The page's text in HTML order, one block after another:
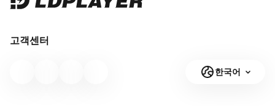
고객센터
한국어